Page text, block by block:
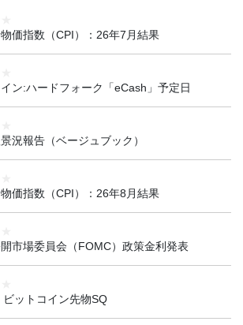
価指数（CPI）：26年7月結果
ン:ハードフォーク「eCash」予定日
況報告（ベージュブック）
価指数（CPI）：26年8月結果
市場委員会（FOMC）政策金利発表
ビットコイン先物SQ